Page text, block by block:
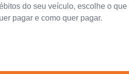
do seu veículo, escolhe o que
pagar e como quer pagar.